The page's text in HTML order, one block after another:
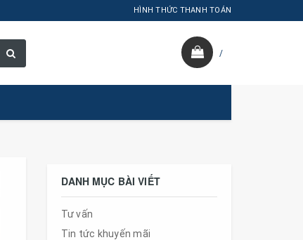
HÌNH THỨC THANH TOÁN
/
DANH MỤC BÀI VIẾT
Tư vấn
Tin tức khuyến mãi